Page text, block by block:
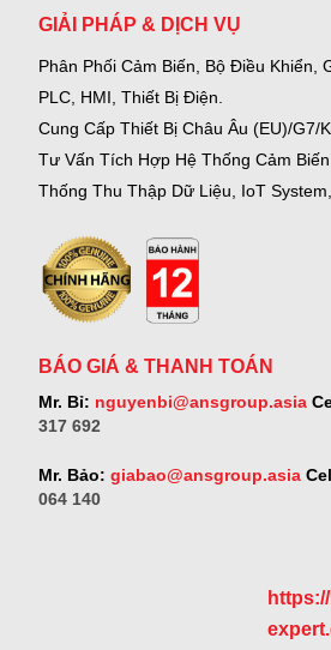
GIẢI PHÁP & DỊCH VỤ
Phân Phối Cảm Biến, Bộ Điều Khiển,
PLC, HMI, Thiết Bị Điện.
Cung Cấp Thiết Bị Châu Âu (EU)/G7/
Tư Vấn Tích Hợp Hệ Thống Cảm
Thống Thu Thập Dữ Liệu, IoT
BÁO GIÁ & THANH TOÁN
Mr. Bỉ: nguyenbi@ansgroup.asia
317 692
Mr. Bảo: giabao@ansgroup.asia
064 140